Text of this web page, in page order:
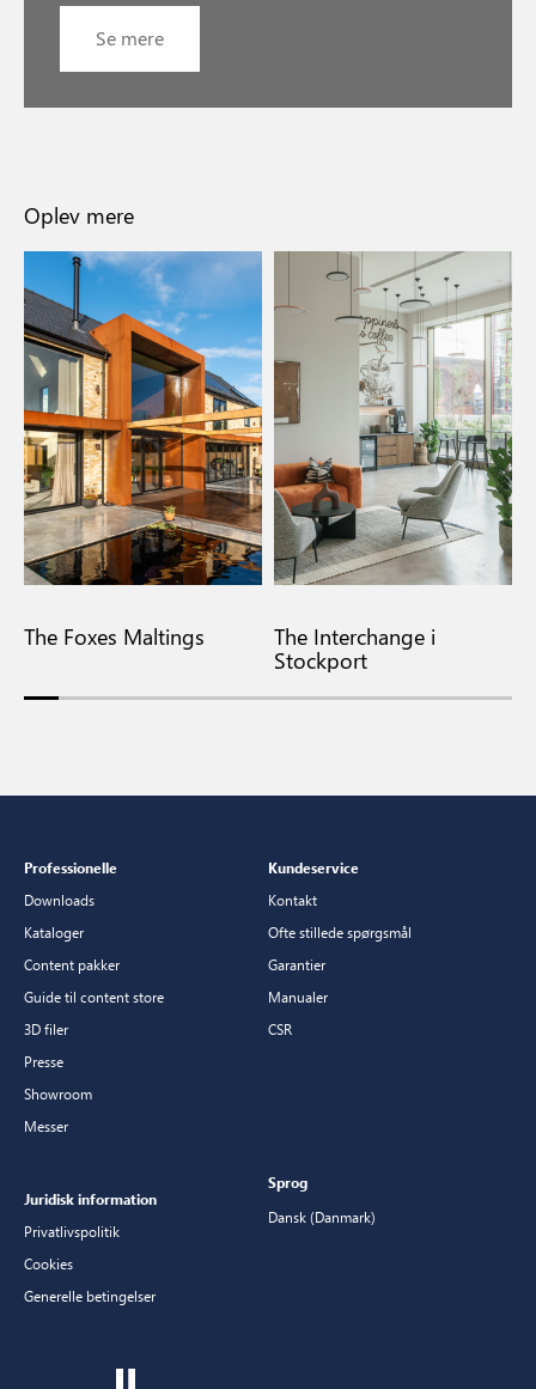
Se mere
Oplev mere
The Foxes Maltings
The Interchange i
Stockport
Professionelle
Downloads
Kataloger
Content pakker
Guide til content store
3D filer
Presse
Showroom
Messer
Kundeservice
Kontakt
Ofte stillede spørgsmål
Garantier
Manualer
CSR
Juridisk information
Privatlivspolitik
Cookies
Generelle betingelser
Sprog
Dansk (Danmark)